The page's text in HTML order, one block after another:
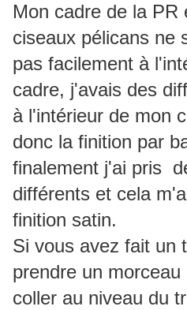
Mon cadre de la PR
ciseaux pélicans ne
pas facilement à
cadre, j'avais des
à l'intérieur de mon
donc la finition par
finalement j'ai pris
différents et cela
finition satin.
Si vous avez fait un
prendre un
coller au niveau du